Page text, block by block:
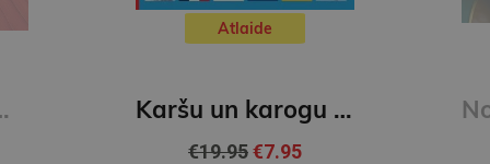
pateikt
Atlaide
Karšu un karogu grāmata
€19.95€7.95